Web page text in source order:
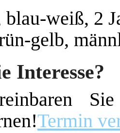
blau-weiß, 2
gelb,
Interesse?
Termin